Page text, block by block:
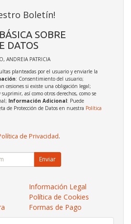
Boletín!
SOBRE
DATOS
ANDREIA PATRICIA
planteadas por el usuario y enviarle la
: Consentimiento del usuario;
cesiones si existe una obligación legal;
suprimir, así como otros derechos, como se
Información Adicional: Puede
de Protección de Datos en nuestra Política
de Privacidad.
Enviar
Información Legal
Política de Cookies
Formas de Pago